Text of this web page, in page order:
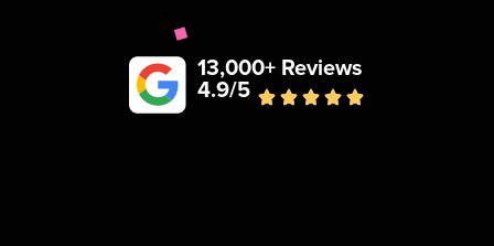
13,000+ Reviews
4.9/5